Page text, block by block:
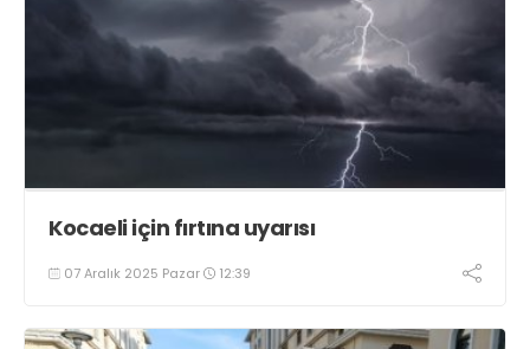
Kocaeli için fırtına uyarısı
07 Aralık 2025 Pazar 12:39